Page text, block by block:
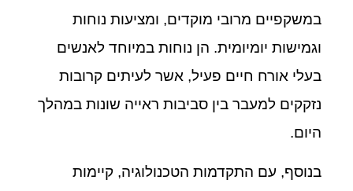
במשקפיים מרובי מוקדים, ומציעות נוחות
וגמישות יומיומית. הן נוחות במיוחד לאנשים
בעלי אורח חיים פעיל, אשר לעיתים קרובות
נזקקים למעבר בין סביבות ראייה שונות במהלך
היום.
בנוסף, עם התקדמות הטכנולוגיה, קיימות